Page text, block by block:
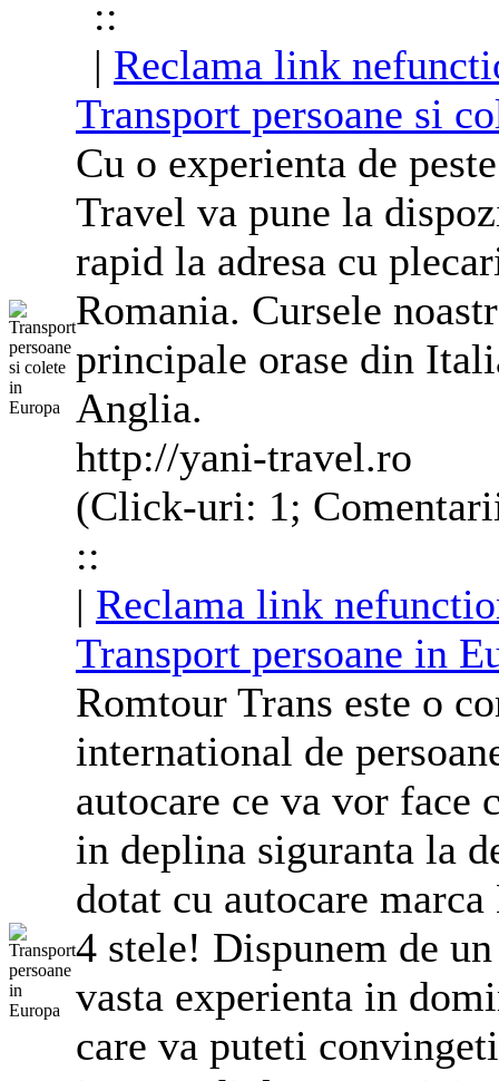
::
| Reclama link
Transport persoane si
Cu o experienta de
Travel va pune la
rapid la adresa cu
Romania. Cursele
principale orase din
Anglia.
http://yani-travel.ro
(Click-uri: 1;
::
| Reclama link
Transport persoane in
Romtour Trans este o
international de
autocare ce va vor
in deplina siguranta la
dotat cu autocare
4 stele! Dispunem de
vasta experienta in
care va puteti